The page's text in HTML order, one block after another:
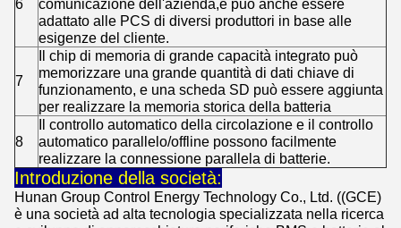
6
comunicazione dell'azienda,e può anche essere
adattato alle PCS di diversi produttori in base alle
esigenze del cliente.
7
Il chip di memoria di grande capacità integrato può
memorizzare una grande quantità di dati chiave di
funzionamento, e una scheda SD può essere aggiunta
per realizzare la memoria storica della batteria
8
Il controllo automatico della circolazione e il controllo
automatico parallelo/offline possono facilmente
realizzare la connessione parallela di batterie.
Introduzione della società:
Hunan Group Control Energy Technology Co., Ltd. ((GCE)
è una società ad alta tecnologia specializzata nella ricerca